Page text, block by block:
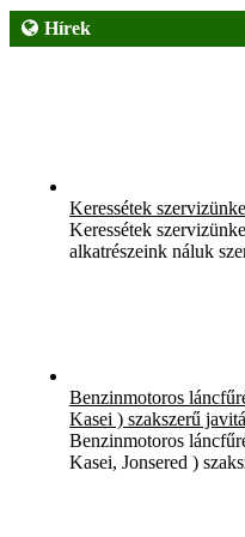
Hírek
Keressétek
Keressétek
alkatrészeink náluk
Benzinmotoros
Kasei ) szakszerű
Benzinmotoros
Kasei, Jonsered )